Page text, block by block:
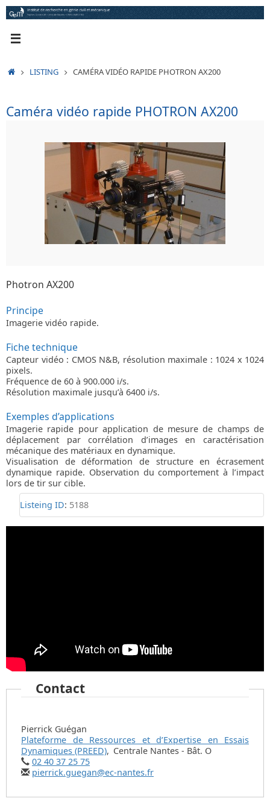
Passer
au
ACCUEIL
LISTING CAMÉRA VIDÉO RAPIDE PHOTRON AX200
Caméra vidéo rapide PHOTRON AX200
Photron AX200
Principe
Imagerie vidéo rapide.
Fiche technique
Capteur vidéo : CMOS N&B, résolution maximale : 1024 x 1024
pixels.
Fréquence de 60 à 900.000 i/s.
Résolution maximale jusqu’à 6400 i/s.
Exemples d’applications
Imagerie rapide pour application de mesure de champs de
déplacement par corrélation d’images en caractérisation
mécanique des matériaux en dynamique.
Visualisation de déformation de structure en écrasement
dynamique rapide. Observation du comportement à l’impact
lors de tir sur cible.
Listeing ID: 5188
Contact
Pierrick Guégan
Plateforme de Ressources et d’Expertise en Essais
Dynamiques (PREED), Centrale Nantes - Bât. O
02 40 37 25 75
pierrick.guegan@ec-nantes.fr